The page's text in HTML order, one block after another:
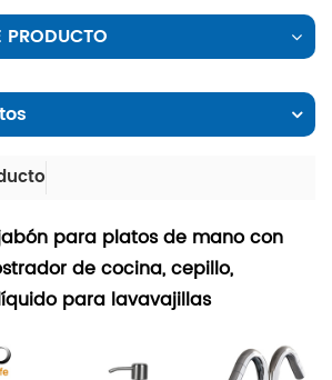
PRODUCTO
para platos de mano con
de cocina, cepillo,
para lavavajillas